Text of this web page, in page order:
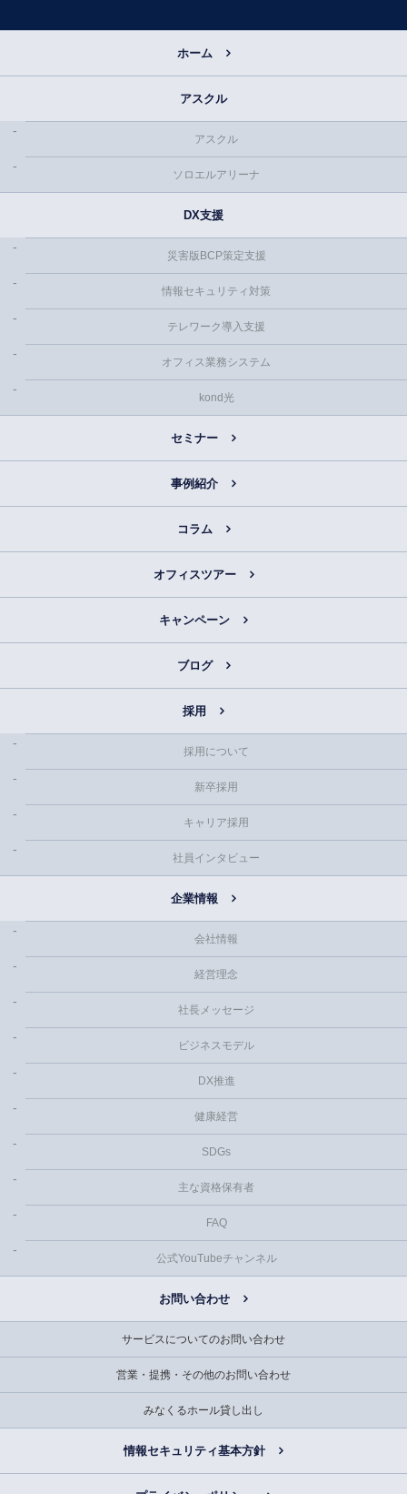
ホーム
アスクル
アスクル
ソロエルアリーナ
DX支援
災害版BCP策定支援
情報セキュリティ対策
テレワーク導入支援
オフィス業務システム
kond光
セミナー
事例紹介
コラム
オフィスツアー
キャンペーン
ブログ
採用
採用について
新卒採用
キャリア採用
社員インタビュー
企業情報
会社情報
経営理念
社長メッセージ
ビジネスモデル
DX推進
健康経営
SDGs
主な資格保有者
FAQ
公式YouTubeチャンネル
お問い合わせ
サービスについてのお問い合わせ
営業・提携・その他のお問い合わせ
みなくるホール貸し出し
情報セキュリティ基本方針